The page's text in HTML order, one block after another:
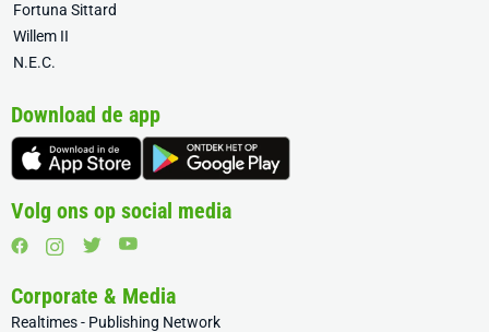
Fortuna Sittard
Willem II
N.E.C.
Download de app
Volg ons op social media
Corporate & Media
Realtimes - Publishing Network